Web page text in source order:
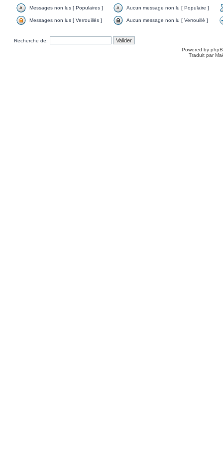
Messages non lus [ Populaires ] Aucun message non lu [ Populaire ]
Messages non lus [ Verrouillés ] Aucun message non lu [ Verrouillé ]
Recherche de:
Powered by
Traduit par